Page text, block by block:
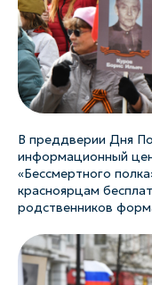
В преддверии Дня
информационный
«Бессмертного
красноярцам
родственников